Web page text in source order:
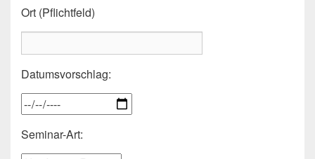
Ort (Pflichtfeld)
Datumsvorschlag:
Seminar-Art: